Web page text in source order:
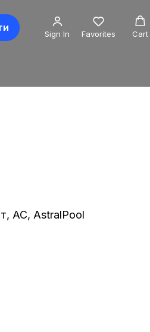
Sign In Favorites Cart
AC, AstralPool